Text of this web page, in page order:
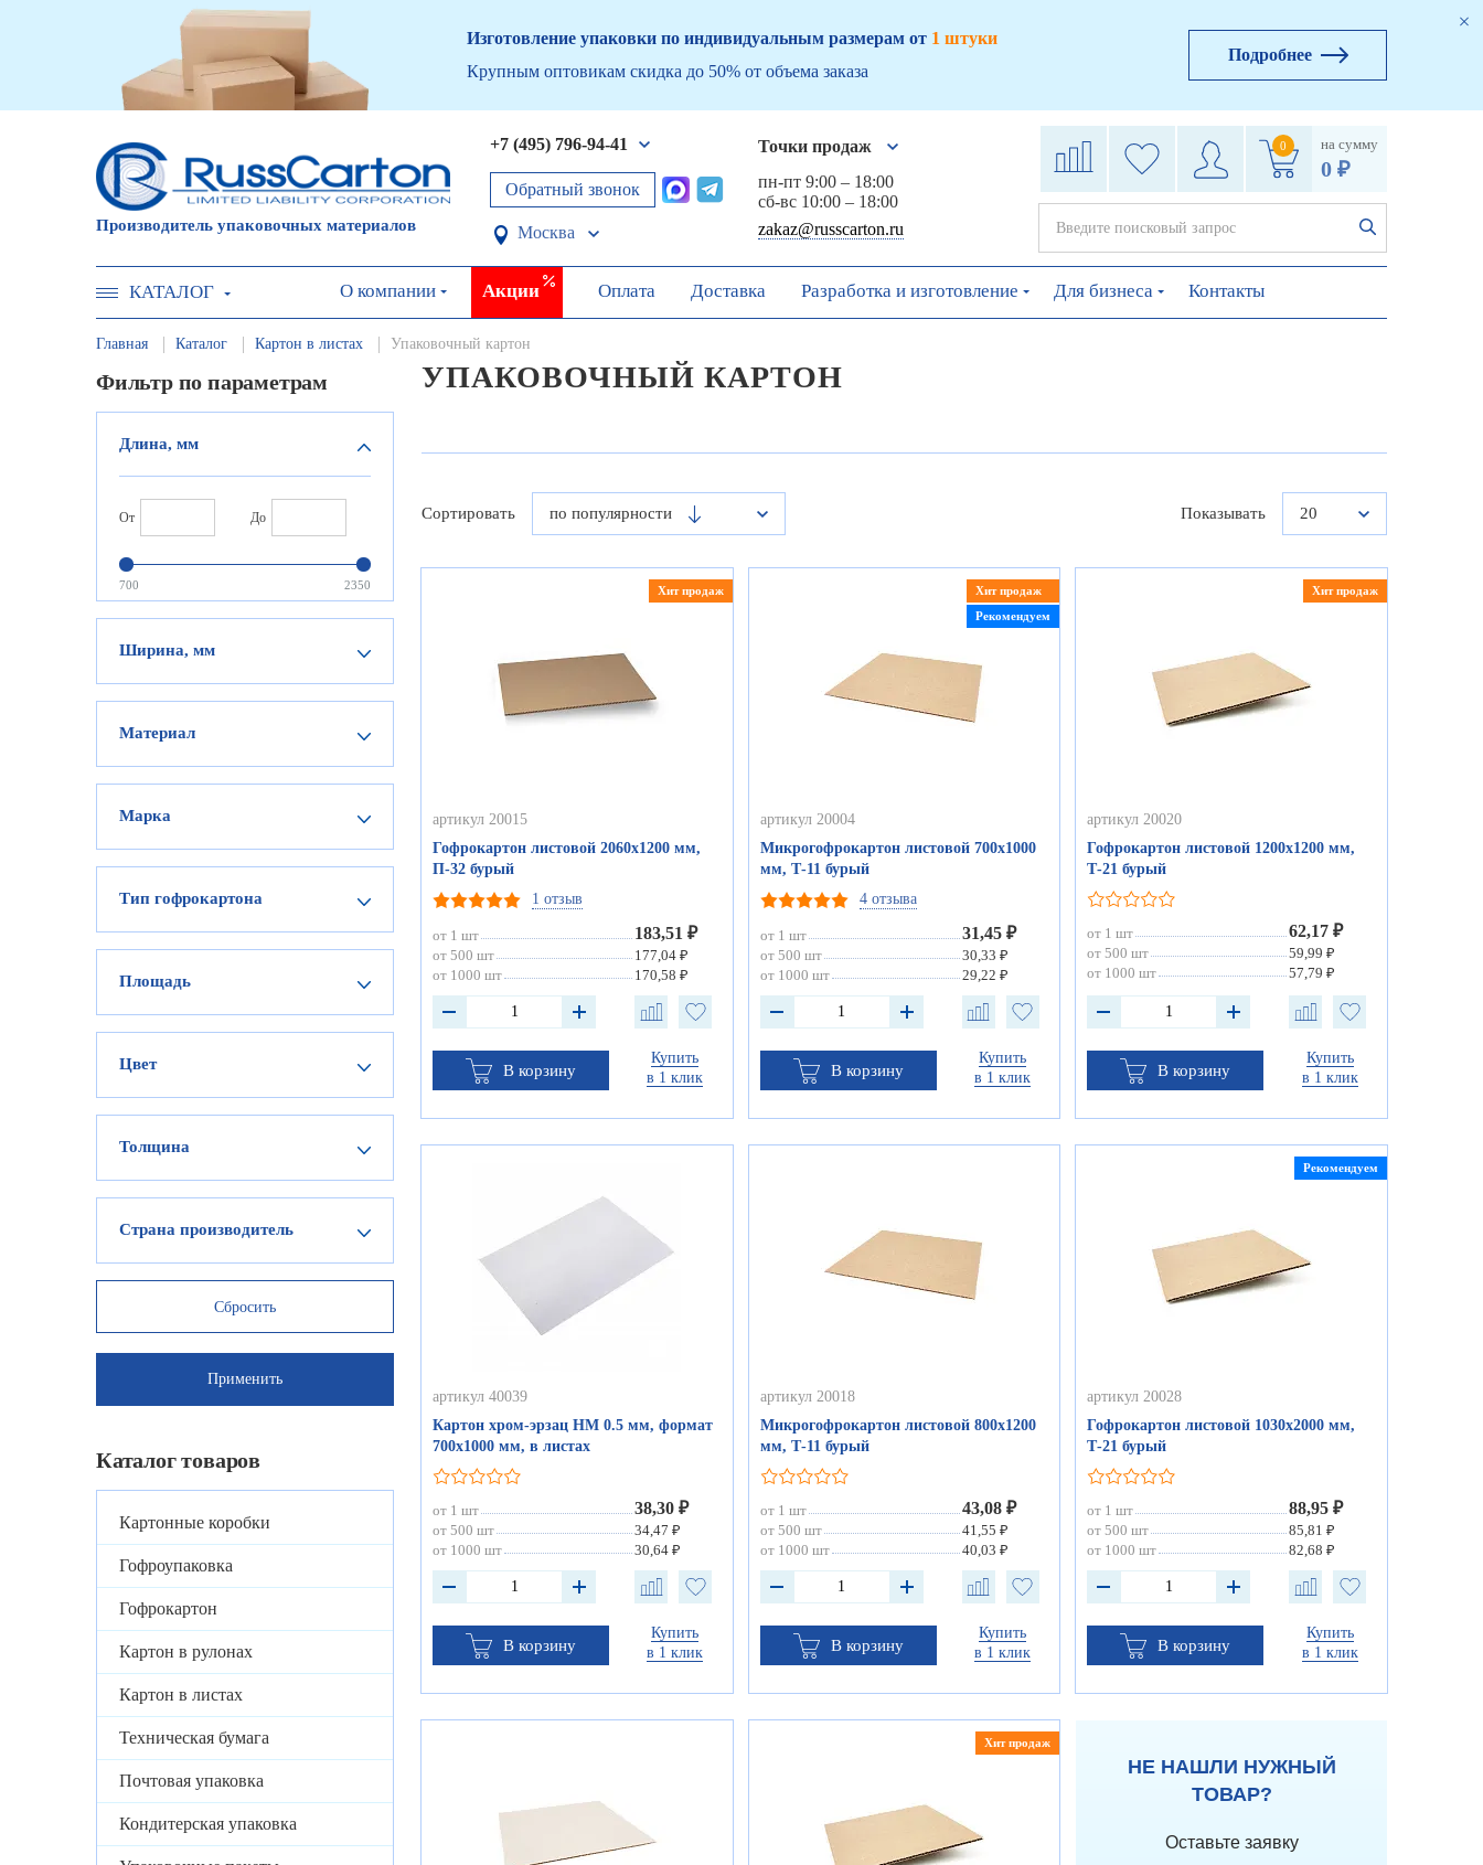
Изготовление упаковки по индивидуальным размерам от 1 штуки
Крупным оптовикам скидка до 50% от объема заказа
Подробнее
Производитель упаковочных материалов
+7 (495) 796-94-41
Обратный звонок
Москва
Точки продаж
пн-пт 9:00 – 18:00
сб-вс 10:00 – 18:00
zakaz@russcarton.ru
0 на сумму
0 ₽
КАТАЛОГ О компании Акции Оплата Доставка Разработка и изготовление Для бизнеса Контакты
Главная Каталог Картон в листах Упаковочный картон
Фильтр по параметрам
Длина, мм
От До
700 2350
Ширина, мм
Материал
Марка
Тип гофрокартона
Площадь
Цвет
Толщина
Страна производитель
Каталог товаров
Картонные коробки
Гофроупаковка
Гофрокартон
Картон в рулонах
Картон в листах
Техническая бумага
Почтовая упаковка
Кондитерская упаковка
УПАКОВОЧНЫЙ КАРТОН
Сортировать по популярности Показывать 20
Хит продаж
артикул 20015
Гофрокартон листовой 2060х1200 мм,
П-32 бурый
1 отзыв
от 1 шт 183,51 ₽
от 500 шт
177,04 ₽
от 1000 шт
170,58 ₽
В корзину
Купить
в 1 клик
Хит продаж
Рекомендуем
артикул 20004
Микрогофрокартон листовой 700х1000
мм, Т-11 бурый
4 отзыва
от 1 шт 31,45 ₽
от 500 шт
30,33 ₽
от 1000 шт
29,22 ₽
В корзину
Купить
в 1 клик
Хит продаж
артикул 20020
Гофрокартон листовой 1200х1200 мм,
Т-21 бурый
от 1 шт 62,17 ₽
от 500 шт
59,99 ₽
от 1000 шт
57,79 ₽
В корзину
Купить
в 1 клик
артикул 40039
Картон хром-эрзац НМ 0.5 мм, формат
700х1000 мм, в листах
от 1 шт 38,30 ₽
от 500 шт
34,47 ₽
от 1000 шт
30,64 ₽
В корзину
Купить
в 1 клик
артикул 20018
Микрогофрокартон листовой 800х1200
мм, Т-11 бурый
от 1 шт 43,08 ₽
от 500 шт
41,55 ₽
от 1000 шт
40,03 ₽
В корзину
Купить
в 1 клик
Рекомендуем
артикул 20028
Гофрокартон листовой 1030х2000 мм,
Т-21 бурый
от 1 шт 88,95 ₽
от 500 шт
85,81 ₽
от 1000 шт
82,68 ₽
В корзину
Купить
в 1 клик
Хит продаж
НЕ НАШЛИ НУЖНЫЙ
ТОВАР?
Оставьте заявку